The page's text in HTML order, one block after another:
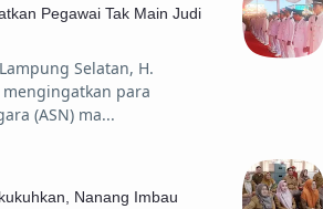
Pegawai Tak Main Judi
Selatan, H.
para
(ASN) ma
Nanang Imbau